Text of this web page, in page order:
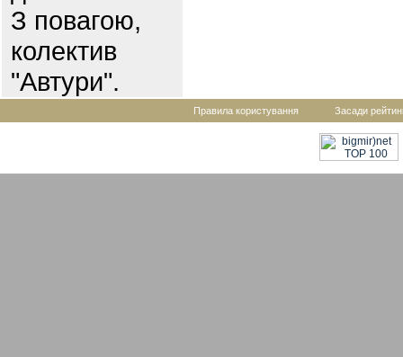
З повагою,
колектив
"Автури".
Правила користування Засади